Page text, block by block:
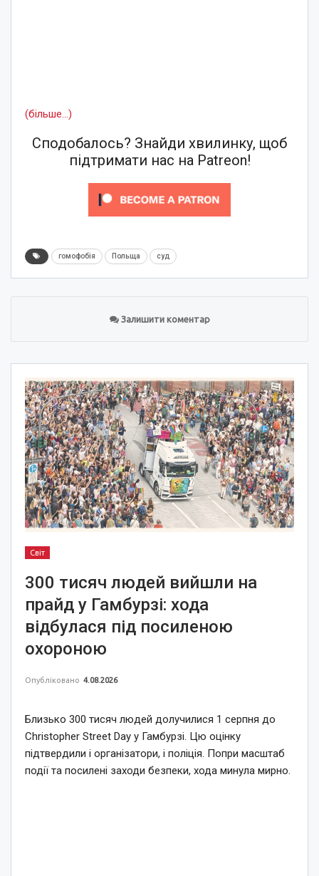
(більше…)
Сподобалось? Знайди хвилинку, щоб
підтримати нас на Patreon!
гомофобія Польща суд
Залишити коментар
Світ
300 тисяч людей вийшли на
прайд у Гамбурзі: хода
відбулася під посиленою
охороною
Опубліковано 4.08.2026
Близько 300 тисяч людей долучилися 1 серпня до
Christopher Street Day у Гамбурзі. Цю оцінку
підтвердили і організатори, і поліція. Попри масштаб
події та посилені заходи безпеки, хода минула мирно.